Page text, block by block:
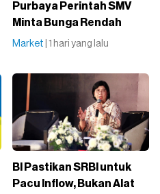
Purbaya Perintah SMV
Minta Bunga Rendah
Market | 1 hari yang lalu
BI Pastikan SRBI untuk
Pacu Inflow, Bukan Alat